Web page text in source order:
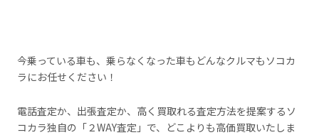
今乗っている車も、乗らなくなった車もどんなクルマもソコカ
ラにお任せください！
電話査定か、出張査定か、高く買取れる査定方法を提案するソ
コカラ独自の「２WAY査定」で、どこよりも高価買取いたしま